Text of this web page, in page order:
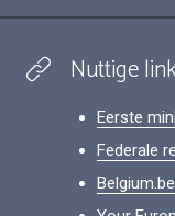
Nuttige
Eerste
Federale
Belgium.be